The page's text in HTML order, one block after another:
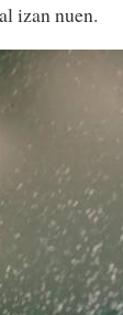
izan nuen.